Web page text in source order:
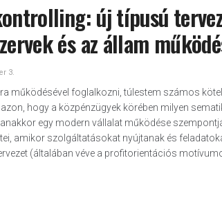
új típusú
és az állam
3.
működésével foglalkozni, túlestem számos
hogy a közpénzügyek körében milyen
egy modern vállalat működése
amikor szolgáltatásokat nyújtanak és
(általában véve a profitorientációs